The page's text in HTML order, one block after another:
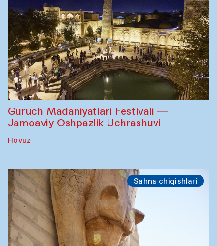
Guruch Madaniyatlari Festivali —
Jamoaviy Oshpazlik Uchrashuvi
Hovuz
Sahna chiqishlari